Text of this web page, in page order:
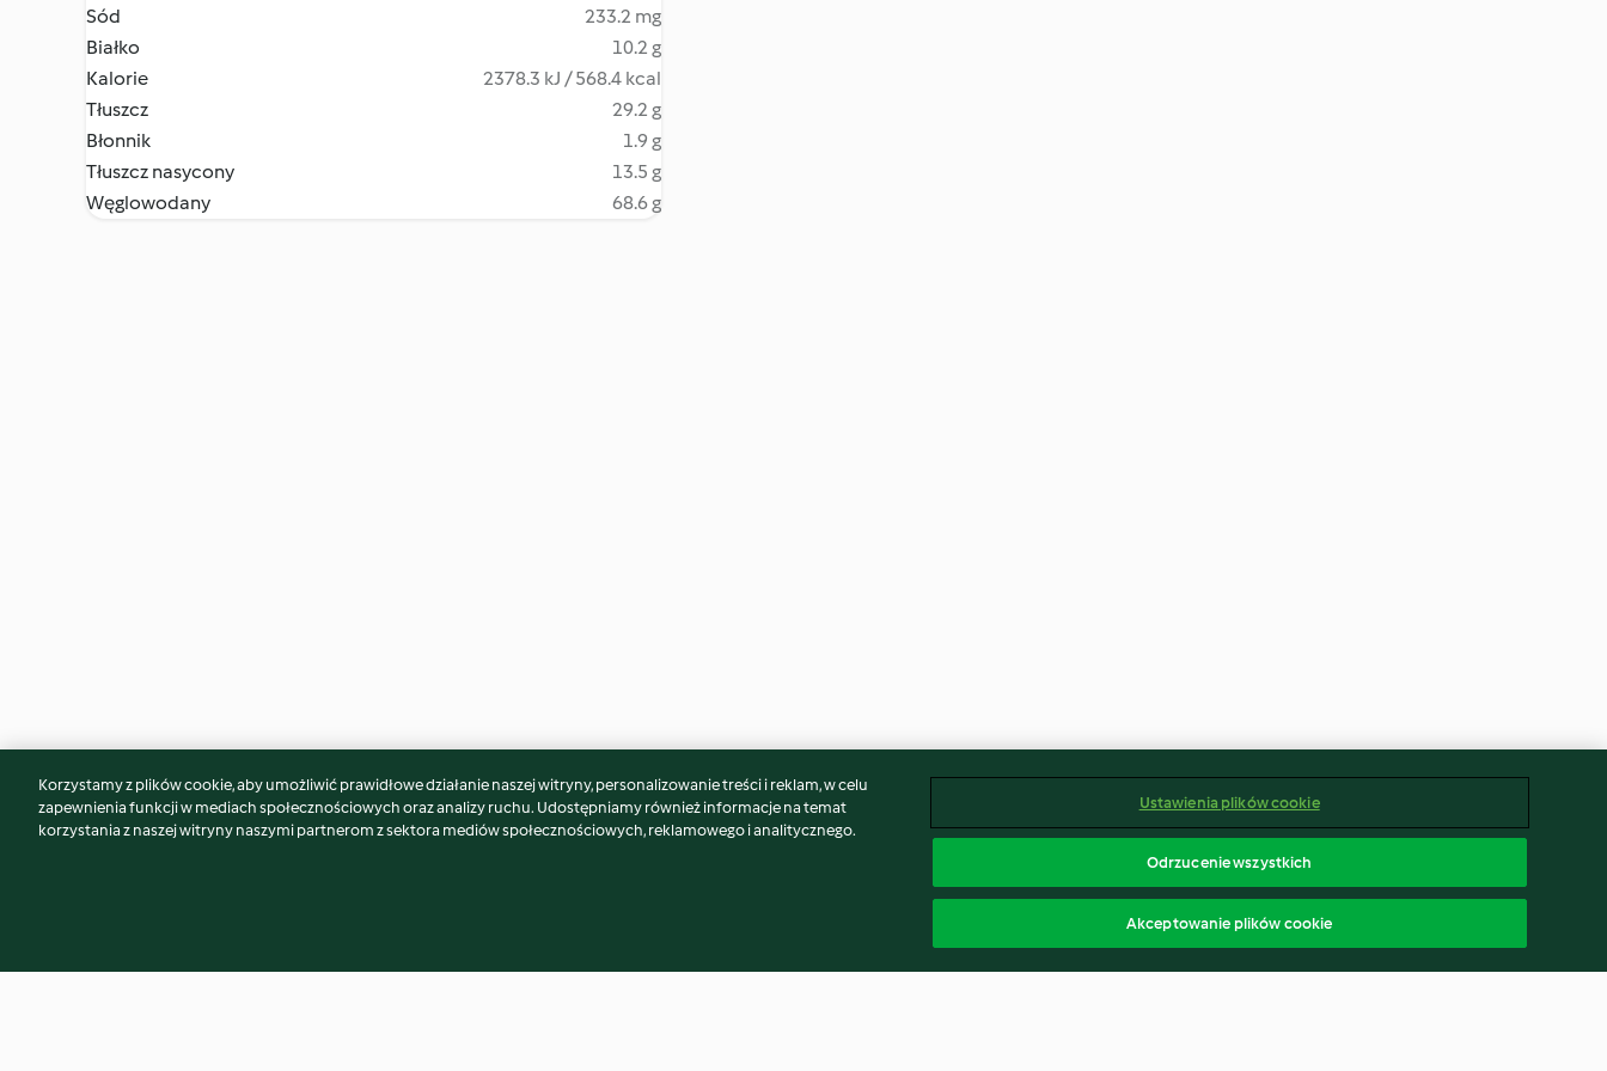
Sód
233.2 mg
Białko
10.2 g
Kalorie
2378.3 kJ / 568.4 kcal
Tłuszcz
29.2 g
Błonnik
1.9 g
Tłuszcz nasycony
13.5 g
Węglowodany
68.6 g
Może spodoba Ci się również...
Korzystamy z plików cookie, aby umożliwić prawidłowe działanie naszej witryny, personalizowanie treści i reklam, w celu
zapewnienia funkcji w mediach społecznościowych oraz analizy ruchu. Udostępniamy również informacje na temat
korzystania z naszej witryny naszymi partnerom z sektora mediów społecznościowych, reklamowego i analitycznego.
Ustawienia plików cookie
Odrzucenie wszystkich
Akceptowanie plików cookie